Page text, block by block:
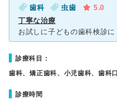
歯科 虫歯
5.0
丁寧な治療
診療科目：
歯科、矯正歯科、小児歯科、歯科
診療時間